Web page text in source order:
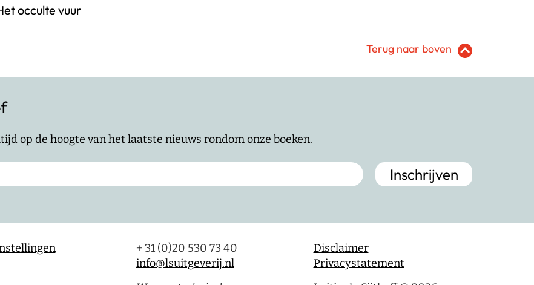
occulte vuur
Terug naar boven
op de hoogte van het laatste nieuws rondom onze boeken.
+ 31 (0)20 530 73 40
info@lsuitgeverij.nl
Disclaimer
Privacystatement